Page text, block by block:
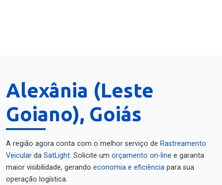
Alexânia (Leste
Goiano), Goiás
A região agora conta com o melhor serviço de Rastreamento
Veicular da SatLight. Solicite um orçamento on-line e garanta
maior visibilidade, gerando economia e eficiência para sua
operação logística.